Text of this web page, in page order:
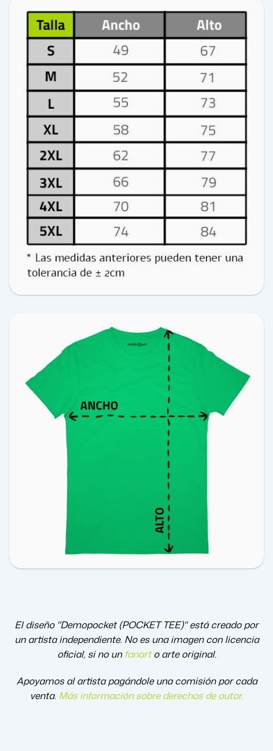
El diseño "Demopocket (POCKET TEE)" está creado por
un artista independiente. No es una imagen con licencia
oficial, si no unfanart o arte original.
Apoyamos al artista pagándole una comisión por cada
venta. Más información sobre derechos de autor.